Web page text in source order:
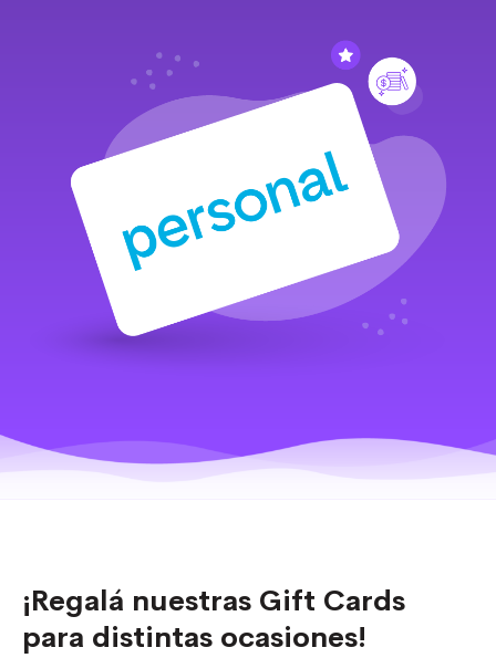
¡Regalá nuestras Gift Cards
para distintas ocasiones!